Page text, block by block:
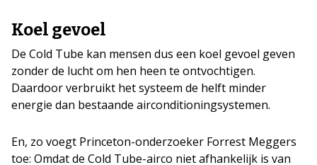
Koel gevoel
De Cold Tube kan mensen dus een koel gevoel geven
zonder de lucht om hen heen te ontvochtigen.
Daardoor verbruikt het systeem de helft minder
energie dan bestaande airconditioningsystemen.
En, zo voegt Princeton-onderzoeker Forrest Meggers
toe: Omdat de Cold Tube-airco niet afhankelijk is van